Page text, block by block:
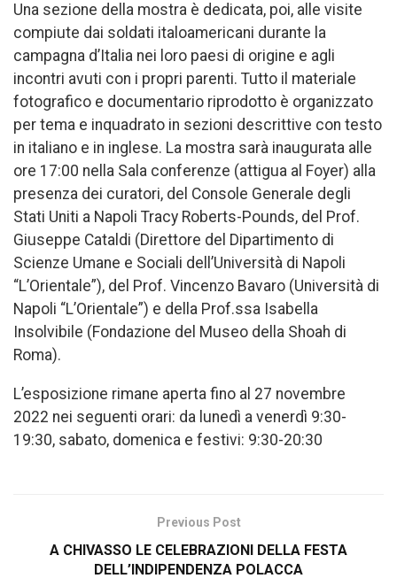
Una sezione della mostra è dedicata, poi, alle visite
compiute dai soldati italoamericani durante la
campagna d’Italia nei loro paesi di origine e agli
incontri avuti con i propri parenti. Tutto il materiale
fotografico e documentario riprodotto è organizzato
per tema e inquadrato in sezioni descrittive con testo
in italiano e in inglese. La mostra sarà inaugurata alle
ore 17:00 nella Sala conferenze (attigua al Foyer) alla
presenza dei curatori, del Console Generale degli
Stati Uniti a Napoli Tracy Roberts-Pounds, del Prof.
Giuseppe Cataldi (Direttore del Dipartimento di
Scienze Umane e Sociali dell’Università di Napoli
“L’Orientale”), del Prof. Vincenzo Bavaro (Università di
Napoli “L’Orientale”) e della Prof.ssa Isabella
Insolvibile (Fondazione del Museo della Shoah di
Roma).
L’esposizione rimane aperta fino al 27 novembre
2022 nei seguenti orari: da lunedì a venerdì 9:30-
19:30, sabato, domenica e festivi: 9:30-20:30
Previous Post
A CHIVASSO LE CELEBRAZIONI DELLA FESTA
DELL’INDIPENDENZA POLACCA